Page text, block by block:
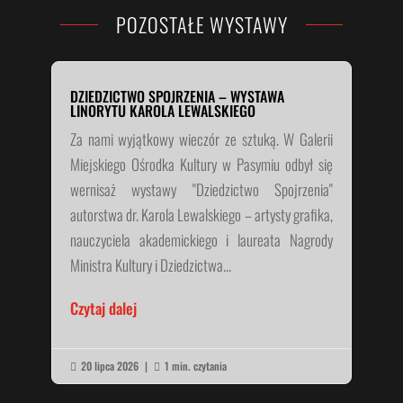
POZOSTAŁE WYSTAWY
DZIEDZICTWO SPOJRZENIA – WYSTAWA
LINORYTU KAROLA LEWALSKIEGO
Za nami wyjątkowy wieczór ze sztuką. W Galerii
Miejskiego Ośrodka Kultury w Pasymiu odbył się
wernisaż wystawy "Dziedzictwo Spojrzenia"
autorstwa dr. Karola Lewalskiego – artysty grafika,
nauczyciela akademickiego i laureata Nagrody
Ministra Kultury i Dziedzictwa...
Czytaj dalej
 20 lipca 2026 |  1 min. czytania